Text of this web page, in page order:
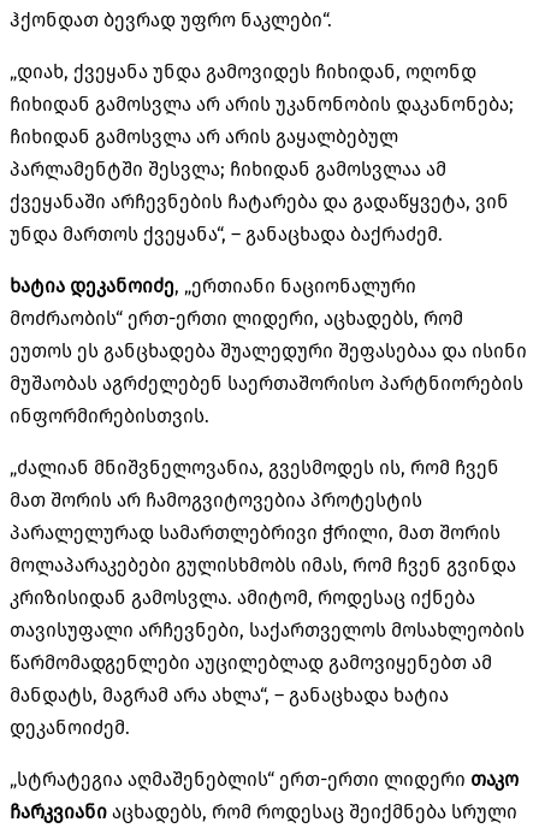
ჰქონდათ ბევრად უფრო ნაკლები“.
„დიახ, ქვეყანა უნდა გამოვიდეს ჩიხიდან, ოღონდ
ჩიხიდან გამოსვლა არ არის უკანონობის დაკანონება;
ჩიხიდან გამოსვლა არ არის გაყალბებულ
პარლამენტში შესვლა; ჩიხიდან გამოსვლაა ამ
ქვეყანაში არჩევნების ჩატარება და გადაწყვეტა, ვინ
უნდა მართოს ქვეყანა“, – განაცხადა ბაქრაძემ.
ხატია დეკანოიძე, „ერთიანი ნაციონალური
მოძრაობის“ ერთ-ერთი ლიდერი, აცხადებს, რომ
ეუთოს ეს განცხადება შუალედური შეფასებაა და ისინი
მუშაობას აგრძელებენ საერთაშორისო პარტნიორების
ინფორმირებისთვის.
„ძალიან მნიშვნელოვანია, გვესმოდეს ის, რომ ჩვენ
მათ შორის არ ჩამოგვიტოვებია პროტესტის
პარალელურად სამართლებრივი ჭრილი, მათ შორის
მოლაპარაკებები გულისხმობს იმას, რომ ჩვენ გვინდა
კრიზისიდან გამოსვლა. ამიტომ, როდესაც იქნება
თავისუფალი არჩევნები, საქართველოს მოსახლეობის
წარმომადგენლები აუცილებლად გამოვიყენებთ ამ
მანდატს, მაგრამ არა ახლა“, – განაცხადა ხატია
დეკანოიძემ.
„სტრატეგია აღმაშენებლის“ ერთ-ერთი ლიდერი თაკო
ჩარკვიანი აცხადებს, რომ როდესაც შეიქმნება სრული